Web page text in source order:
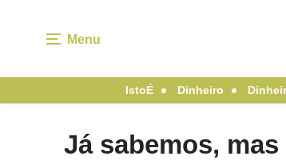
Menu
IstoÉ Dinheiro
Já sabemos,